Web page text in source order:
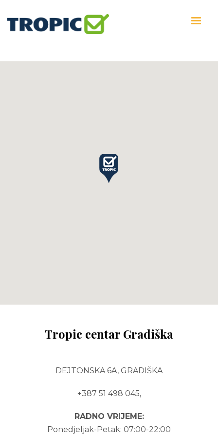
Tropic centar Gradiška
DEJTONSKA 6A, GRADIŠKA
+387 51 498 045,
RADNO VRIJEME:
Ponedjeljak-Petak: 07:00-22:00